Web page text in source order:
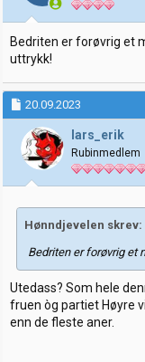
e
r
:
Bedriten er forøvrig et
uttrykk!
20.09.2023
lars_erik
Rubinmedlem
Hønndjevelen skrev:
Bedriten er forøvrig et
Utedass? Som hele
fruen òg partiet Høyre
enn de fleste aner.